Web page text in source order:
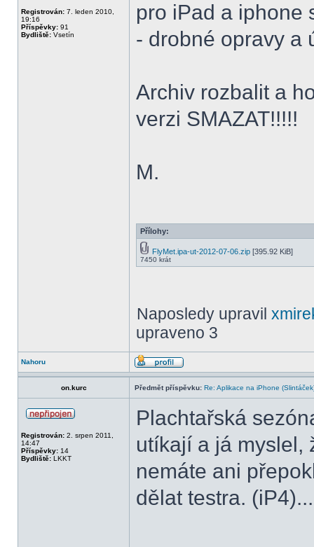
Registrován: 7. leden 2010,
19:16
Příspěvky: 91
Bydliště: Vsetín
pro iPad a iphone
- drobné opravy a
Archiv rozbalit a
verzi SMAZAT!!!!!
M.
Přílohy:
FlyMet.ipa-ut-2012-07-06.zip [395.92 KiB]
7450 krát
Naposledy upravil
upraveno 3
Nahoru
on.kurc Předmět příspěvku: Re: Aplikace na iPhone
Registrován: 2. srpen 2011,
14:47
Příspěvky: 14
Bydliště: LKKT
Plachtařská
utíkají a já myslel,
nemáte ani
dělat testra.